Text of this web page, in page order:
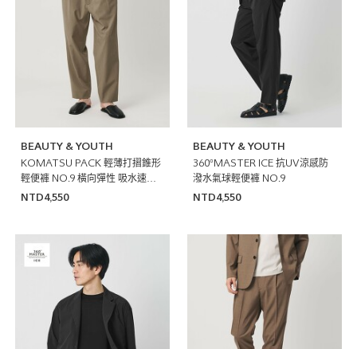
BEAUTY & YOUTH
KOMATSU PACK 輕薄打摺錐形
輕便褲 NO.9 橫向彈性 吸水速乾
抗UV
NTD4,550
BEAUTY & YOUTH
360°MASTER ICE 抗UV涼感防
潑水氣球輕便褲 NO.9
NTD4,550